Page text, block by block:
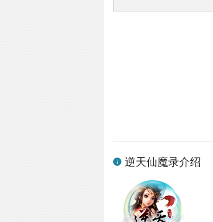
逆天仙魔录介绍